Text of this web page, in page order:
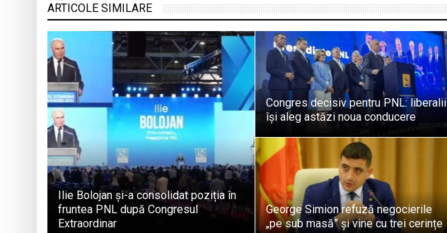
ARTICOLE SIMILARE
Ilie Bolojan și-a consolidat poziția în
fruntea PNL după Congresul
Extraordinar
Congres decisiv pentru PNL: liberalii
își aleg astăzi noua conducere
George Simion refuză negocierile
„pe sub masă” și vine cu trei cerințe